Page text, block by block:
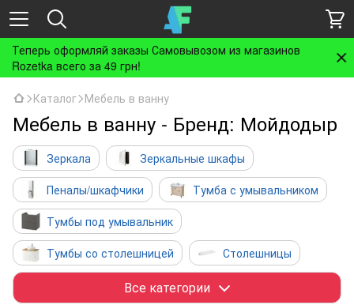
Теперь оформляй заказы Самовывозом из магазинов
Rozetka всего за 49 грн!
Каталог Мебель в ванну
Мебель в ванну - Бренд: Мойдодыр
Зеркала
Зеркальные шкафы
Пеналы/шкафчики
Тумба с умывальником
Тумбы под умывальник
Тумбы со столешницей
Столешницы
Комплекты мебели
Комплектующие
Все категории